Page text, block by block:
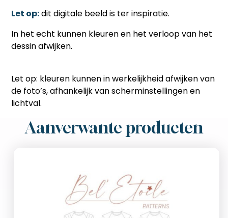
Let op:dit digitale beeld is ter inspiratie.
In het echt kunnen kleuren en het verloop van het
dessin afwijken.
Let op: kleuren kunnen in werkelijkheid afwijken van
de foto’s, afhankelijk van scherminstellingen en
lichtval.
Aanverwante producten